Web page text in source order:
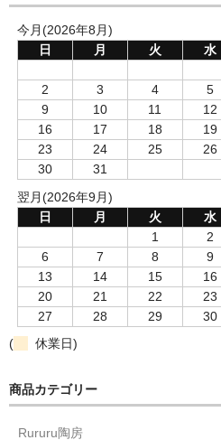
今月(2026年8月)
日
月 火 水
2
3 4 5
9
10 11 12
16
17 18 19
23
24 25 26
30
31
翌月(2026年9月)
日
月 火 水
1
2
6
7 8 9
13
14 15 16
20
21 22 23
27
28 29
30
(
休業日)
商品カテゴリー
Rururu陶房